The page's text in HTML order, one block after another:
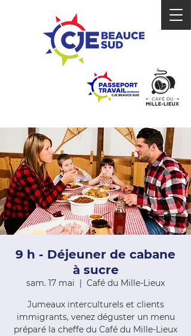
9 h - Déjeuner de cabane
à sucre
sam. 17 mai
  |
Café du Mille-Lieux
Jumeaux interculturels et clients
immigrants, venez déguster un menu
préparé la cheffe du Café du Mille-Lieux